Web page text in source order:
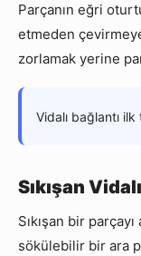
Parçanın eğri
etmeden
zorlamak yerine
Vidalı bağlantı
Sıkışan
Sıkışan bir
sökülebilir bir ara